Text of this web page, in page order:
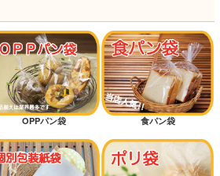
OPPパン袋 食パン袋